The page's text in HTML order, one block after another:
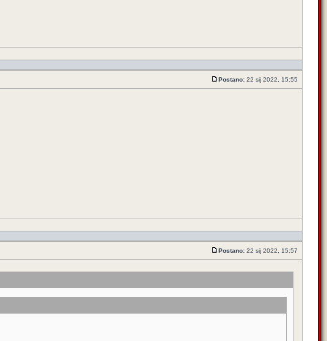
Postano: 22 sij 2022, 15:55
Postano: 22 sij 2022, 15:57